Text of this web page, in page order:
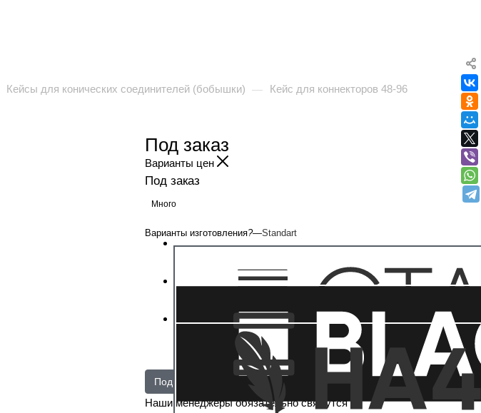
Кейсы для конических соединителей (бобышки) — Кейс для коннекторов 48-96
Под заказ
Варианты цен
Под заказ
Много
Варианты изготовления?—Standart
Под заказ
Наши менеджеры обязательно свяжутся с